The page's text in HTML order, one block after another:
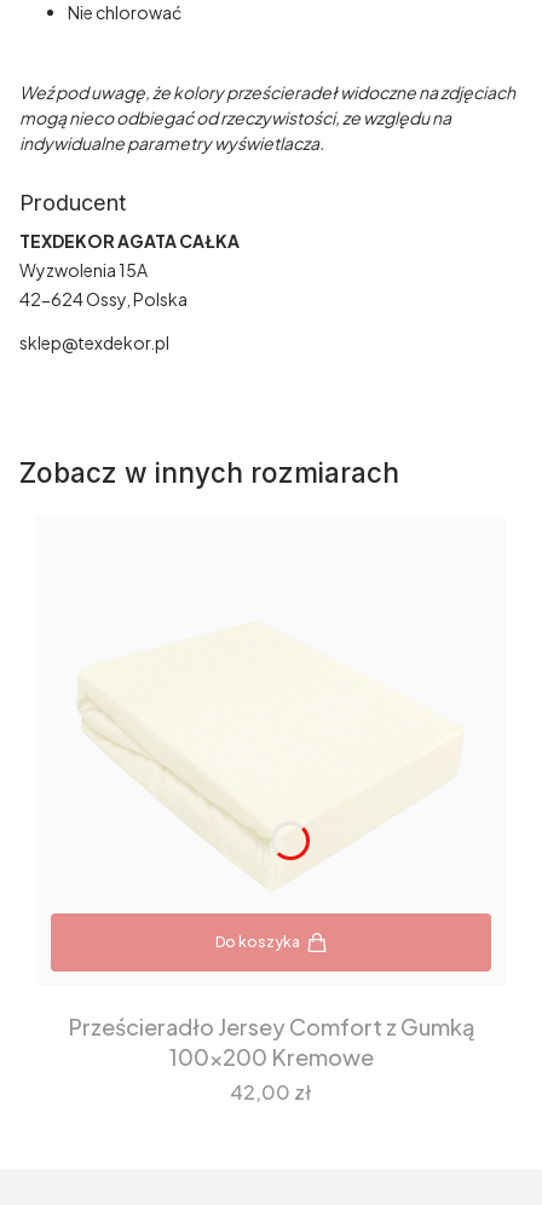
Nie chlorować
Weź pod uwagę, że kolory prześcieradeł widoczne na zdjęciach
mogą nieco odbiegać od rzeczywistości, ze względu na
indywidualne parametry wyświetlacza.
Producent
TEXDEKOR AGATA CAŁKA
Wyzwolenia 15A
42-624 Ossy, Polska
sklep@texdekor.pl
Zobacz w innych rozmiarach
Do koszyka
Prześcieradło Jersey Comfort z Gumką
100x200 Kremowe
Cena
42,00 zł